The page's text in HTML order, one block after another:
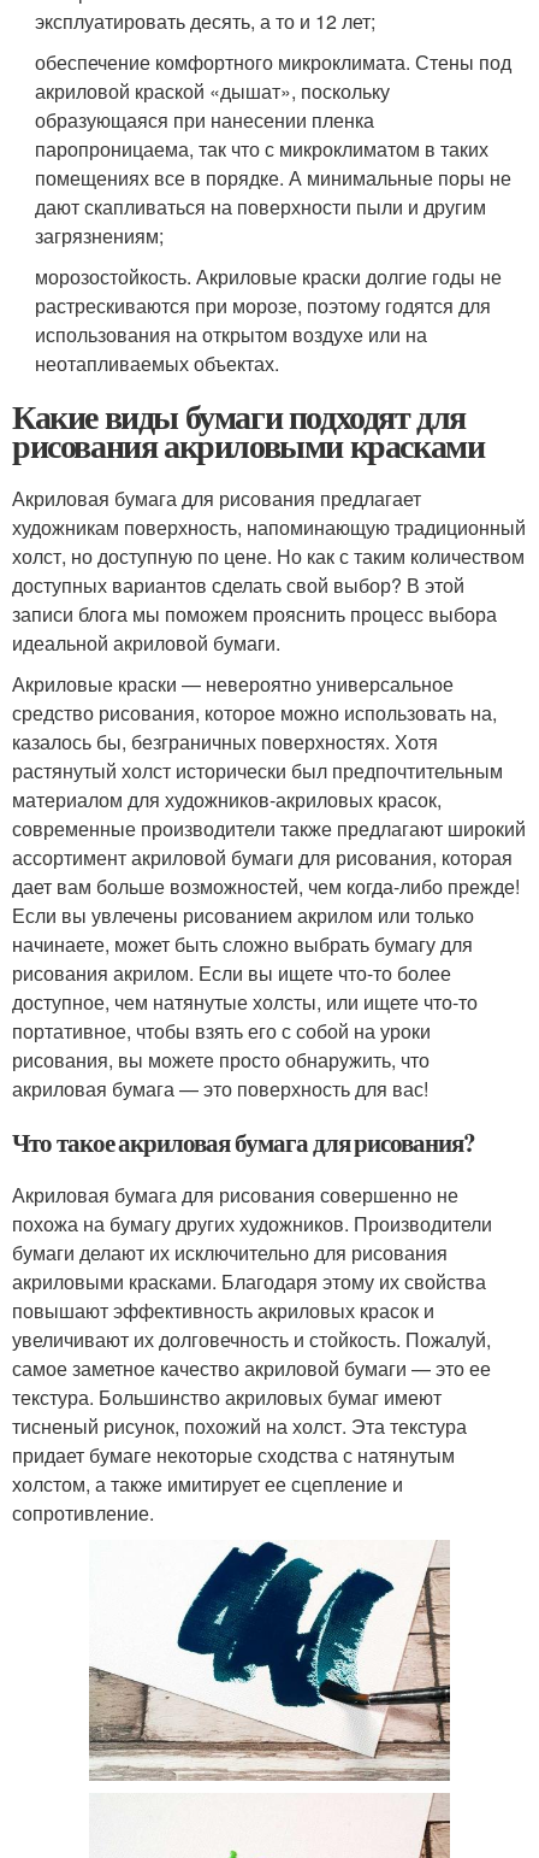
эксплуатировать десять, а то и 12 лет;
обеспечение комфортного микроклимата. Стены под
акриловой краской «дышат», поскольку
образующаяся при нанесении пленка
паропроницаема, так что с микроклиматом в таких
помещениях все в порядке. А минимальные поры не
дают скапливаться на поверхности пыли и другим
загрязнениям;
морозостойкость. Акриловые краски долгие годы не
растрескиваются при морозе, поэтому годятся для
использования на открытом воздухе или на
неотапливаемых объектах.
Какие виды бумаги подходят для
рисования акриловыми красками
Акриловая бумага для рисования предлагает
художникам поверхность, напоминающую традиционный
холст, но доступную по цене. Но как с таким количеством
доступных вариантов сделать свой выбор? В этой
записи блога мы поможем прояснить процесс выбора
идеальной акриловой бумаги.
Акриловые краски — невероятно универсальное
средство рисования, которое можно использовать на,
казалось бы, безграничных поверхностях. Хотя
растянутый холст исторически был предпочтительным
материалом для художников-акриловых красок,
современные производители также предлагают широкий
ассортимент акриловой бумаги для рисования, которая
дает вам больше возможностей, чем когда-либо прежде!
Если вы увлечены рисованием акрилом или только
начинаете, может быть сложно выбрать бумагу для
рисования акрилом. Если вы ищете что-то более
доступное, чем натянутые холсты, или ищете что-то
портативное, чтобы взять его с собой на уроки
рисования, вы можете просто обнаружить, что
акриловая бумага — это поверхность для вас!
Что такое акриловая бумага для рисования?
Акриловая бумага для рисования совершенно не
похожа на бумагу других художников. Производители
бумаги делают их исключительно для рисования
акриловыми красками. Благодаря этому их свойства
повышают эффективность акриловых красок и
увеличивают их долговечность и стойкость. Пожалуй,
самое заметное качество акриловой бумаги — это ее
текстура. Большинство акриловых бумаг имеют
тисненый рисунок, похожий на холст. Эта текстура
придает бумаге некоторые сходства с натянутым
холстом, а также имитирует ее сцепление и
сопротивление.